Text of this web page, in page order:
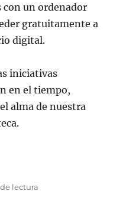
con un ordenador
gratuitamente a
digital.
iniciativas
en el tiempo,
alma de nuestra
lectura